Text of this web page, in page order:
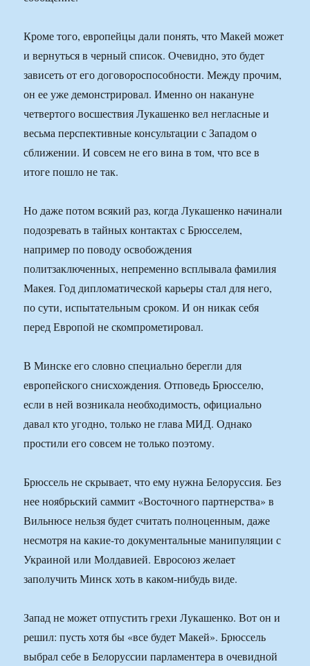
Кроме того, европейцы дали понять, что Макей может
и вернуться в черный список. Очевидно, это будет
зависеть от его договороспособности. Между прочим,
он ее уже демонстрировал. Именно он накануне
четвертого восшествия Лукашенко вел негласные и
весьма перспективные консультации с Западом о
сближении. И совсем не его вина в том, что все в
итоге пошло не так.
Но даже потом всякий раз, когда Лукашенко начинали
подозревать в тайных контактах с Брюсселем,
например по поводу освобождения
политзаключенных, непременно всплывала фамилия
Макея. Год дипломатической карьеры стал для него,
по сути, испытательным сроком. И он никак себя
перед Европой не скомпрометировал.
В Минске его словно специально берегли для
европейского снисхождения. Отповедь Брюсселю,
если в ней возникала необходимость, официально
давал кто угодно, только не глава МИД. Однако
простили его совсем не только поэтому.
Брюссель не скрывает, что ему нужна Белоруссия. Без
нее ноябрьский саммит «Восточного партнерства» в
Вильнюсе нельзя будет считать полноценным, даже
несмотря на какие-то документальные манипуляции с
Украиной или Молдавией. Евросоюз желает
заполучить Минск хоть в каком-нибудь виде.
Запад не может отпустить грехи Лукашенко. Вот он и
решил: пусть хотя бы «все будет Макей». Брюссель
выбрал себе в Белоруссии парламентера в очевидной